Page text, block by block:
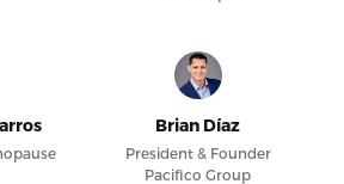
Brian Díaz
President & Founder
Pacifico Group